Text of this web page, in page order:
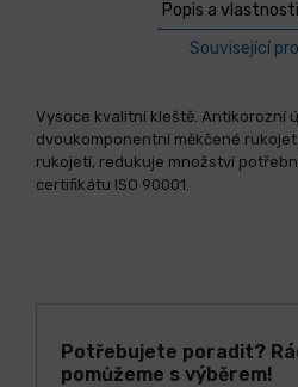
Popis a
Související
Vysoce kvalitní kleště. Antikorozní
dvoukomponentní měkčené
rukojetí, redukuje množství
certifikátu ISO 90001.
Potřebujete poradit?
pomůžeme s výběrem!